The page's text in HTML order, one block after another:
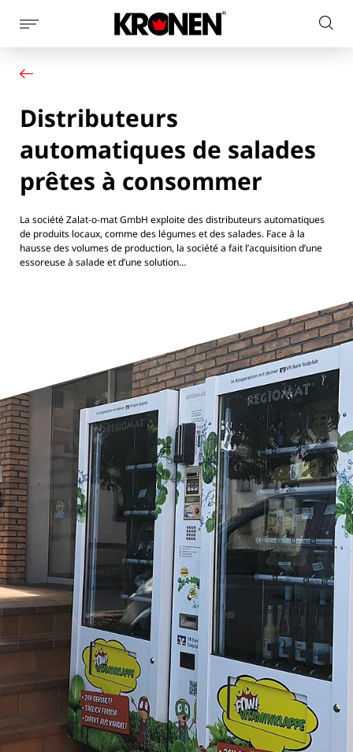
Afficher
la
navigation
latérale
Nos solutions
Actualités
L’entreprise
Contact
Distributeurs
automatiques de salades
prêtes à consommer
La société Zalat-o-mat GmbH exploite des distributeurs automatiques
de produits locaux, comme des légumes et des salades. Face à la
hausse des volumes de production, la société a fait l’acquisition d’une
essoreuse à salade et d’une solution…